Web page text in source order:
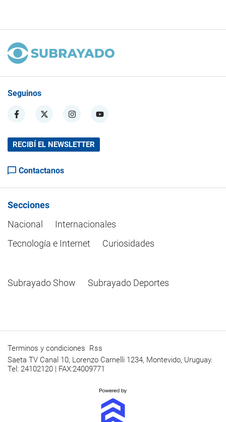
Seguinos
RECIBÍ EL NEWSLETTER
Contactanos
Secciones
Nacional
Internacionales
Tecnología e Internet
Curiosidades
Subrayado Show Subrayado Deportes
Terminos y condiciones Rss
Saeta TV Canal 10, Lorenzo Carnelli 1234, Montevido, Uruguay.
Tel: 24102120 | FAX:24009771